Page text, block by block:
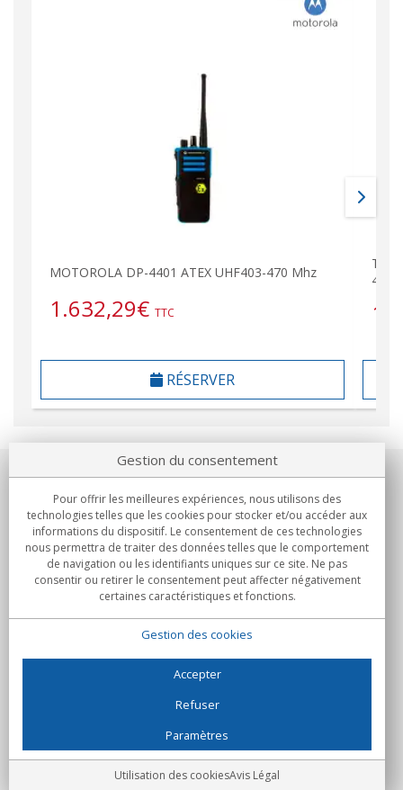
MOTOROLA DP-4401 ATEX UHF403-470 Mhz
1.632,29€ TTC
RÉSERVER
Notre société
Engagements
Achats
C/Flassaders, 13, Nave 6, 08130 Santa Perpètua de Mogoda
(Barcelone) - Espagne
Folie Numérique - Tous droits réservés
Gestion du consentement
Pour offrir les meilleures expériences, nous utilisons des
technologies telles que les cookies pour stocker et/ou accéder aux
informations du dispositif. Le consentement de ces technologies
nous permettra de traiter des données telles que le comportement
de navigation ou les identifiants uniques sur ce site. Ne pas
consentir ou retirer le consentement peut affecter négativement
certaines caractéristiques et fonctions.
Gestion des cookies
Accepter
Refuser
Paramètres
Utilisation des cookiesAvis Légal